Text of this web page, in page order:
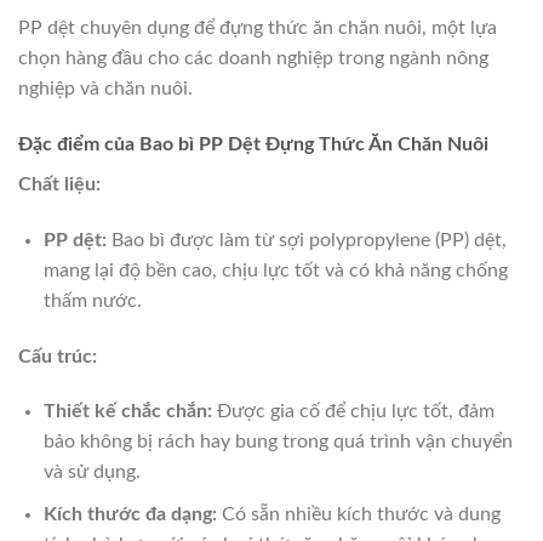
PP dệt chuyên dụng để đựng thức ăn chăn nuôi, một lựa
chọn hàng đầu cho các doanh nghiệp trong ngành nông
nghiệp và chăn nuôi.
Đặc điểm của Bao bì PP Dệt Đựng Thức Ăn Chăn Nuôi
Chất liệu:
PP dệt: Bao bì được làm từ sợi polypropylene (PP) dệt,
mang lại độ bền cao, chịu lực tốt và có khả năng chống
thấm nước.
Cấu trúc:
Thiết kế chắc chắn: Được gia cố để chịu lực tốt, đảm
bảo không bị rách hay bung trong quá trình vận chuyển
và sử dụng.
Kích thước đa dạng: Có sẵn nhiều kích thước và dung